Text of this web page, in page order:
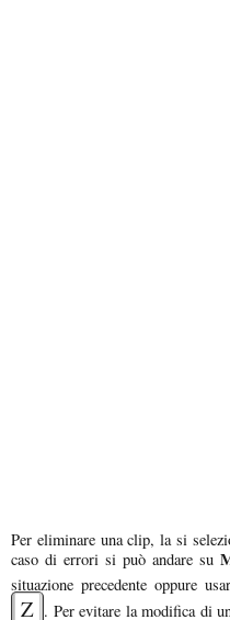
Per eliminare una clip, la si
caso di errori si può andare su
situazione precedente oppure
Z . Per evitare la modifica di